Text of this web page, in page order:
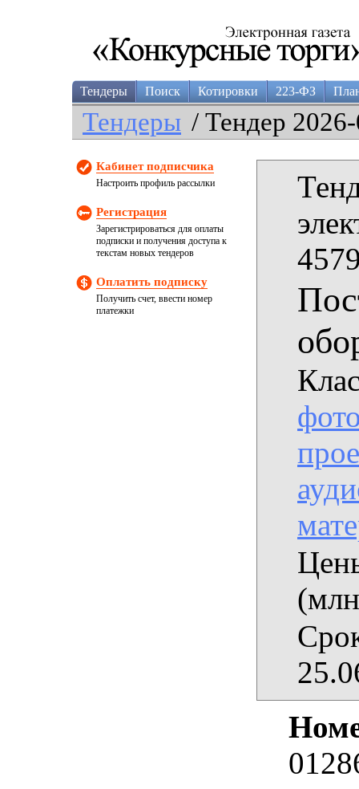
Тендеры Поиск Котировки 223-ФЗ
Тендеры / Тендер
Кабинет подписчика
Настроить профиль рассылки
Регистрация
Зарегистрироваться для оплаты
подписки и получения доступа к
текстам новых тендеров
Оплатить подписку
Получить счет, ввести номер
платежки